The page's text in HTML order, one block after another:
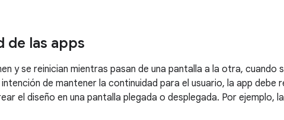
de las apps
y se reinician mientras pasan de una pantalla a la otra, cuando
de mantener la continuidad para el usuario, la app debe
el diseño en una pantalla plegada o desplegada. Por ejemplo,